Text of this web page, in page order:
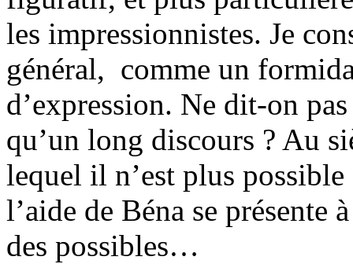
les impressionnistes. Je
général, comme un
d’expression. Ne dit-on
qu’un long discours ? Au
lequel il n’est plus
l’aide de Béna se présente
des possibles…